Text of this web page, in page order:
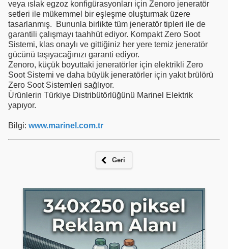
veya ıslak egzoz konfigürasyonları için Zenoro jeneratör
setleri ile mükemmel bir eşleşme oluşturmak üzere
tasarlanmış. Bununla birlikte tüm jeneratör tipleri ile de
garantili çalışmayı taahhüt ediyor. Kompakt Zero Soot
Sistemi, klas onaylı ve gittiğiniz her yere temiz jeneratör
gücünü taşıyacağınızı garanti ediyor.
Zenoro, küçük boyuttaki jeneratörler için elektrikli Zero
Soot Sistemi ve daha büyük jeneratörler için yakıt brülörü
Zero Soot Sistemleri sağlıyor.
Ürünlerin Türkiye Distribütörlüğünü Marinel Elektrik
yapıyor.
Bilgi: www.marinel.com.tr
Geri